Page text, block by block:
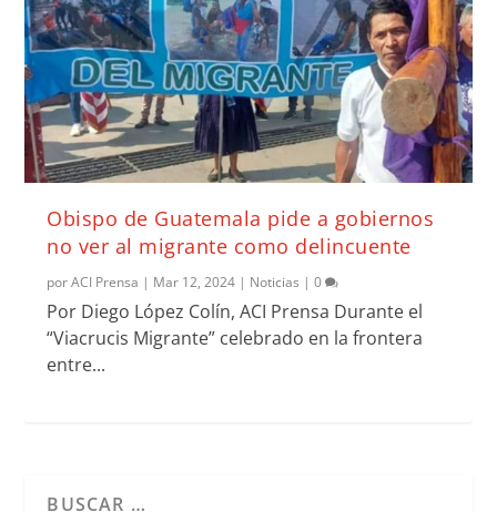
Obispo de Guatemala pide a gobiernos
no ver al migrante como delincuente
porACI Prensa | Mar 12, 2024 | Noticias |0
Por Diego López Colín, ACI Prensa Durante el
“Viacrucis Migrante” celebrado en la frontera
entre...